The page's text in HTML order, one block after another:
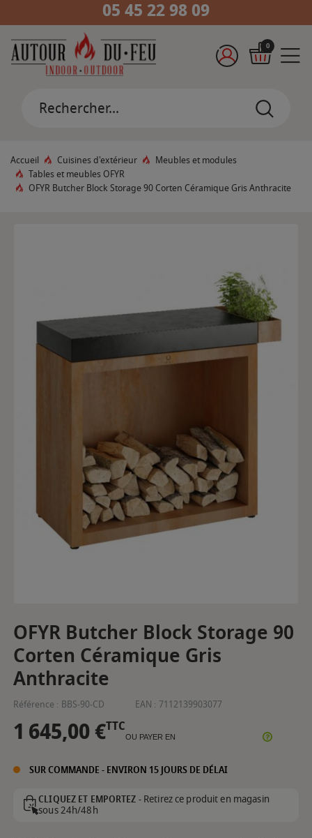
05 45 22 98 09
0
Accueil Cuisines d'extérieur
Meubles et modules
Tables et meubles OFYR
OFYR Butcher Block Storage 90 Corten Céramique Gris Anthracite
OFYR Butcher Block Storage 90
Corten Céramique Gris
Anthracite
Référence : BBS-90-CD EAN : 7112139903077
1 645,00 €TTC
OU PAYER EN
SUR COMMANDE - ENVIRON 15 JOURS DE DÉLAI
CLIQUEZ ET EMPORTEZ -Retirez ce produit en magasin
sous 24h/48h